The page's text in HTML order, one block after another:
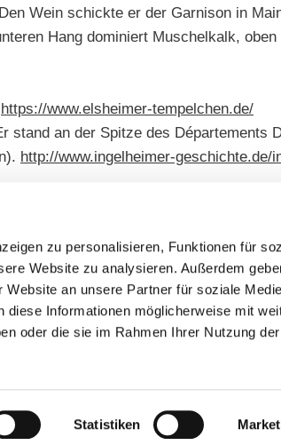
zu personalisieren, Funktionen für
Website zu analysieren. Außerdem
an unsere Partner für soziale
diese Informationen möglicherweise mit
oder die sie im Rahmen Ihrer Nutzung
Statistiken
Wein schickte er der Garnison in
Hang dominiert Muschelkalk,
https://www.elsheimer-tempelchen.de/
stand an der Spitze des Départements
http://www.ingelheimer-geschichte.de/